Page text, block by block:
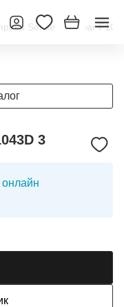
Sense Eyewear
3
онлайн